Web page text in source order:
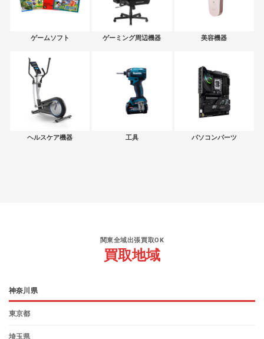
ゲームソフト ゲーミング周辺機器 美容機器
ヘルスケア機器 工具 パソコンパーツ
関東全域出張買取OK
買取地域
神奈川県
東京都
埼玉県